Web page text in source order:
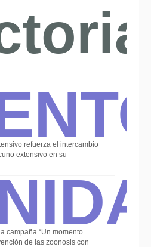
refuerza el intercambio
extensivo en su
campaña “Un momento
de las zoonosis con